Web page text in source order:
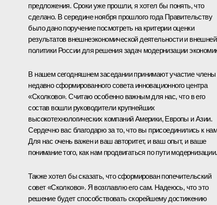
предложения. Сроки уже прошли, я хотел бы понять, что
сделано. В середине ноября прошлого года Правительству
было дано поручение посмотреть на критерии оценки
результатов внешнеэкономической деятельности и внешней
политики России для решения задач модернизации
В нашем сегодняшнем заседании принимают участие члены
недавно сформированного совета инновационного центра
«Сколково». Считаю особенно важным для нас, что в его
состав вошли руководители крупнейших
высокотехнологических компаний Америки, Европы и Азии.
Сердечно вас благодарю за то, что вы присоединились к
Для нас очень важен и ваш авторитет, и ваш опыт, и ваше
понимание того, как нам продвигаться по пути модернизации.
Также хотел бы сказать, что сформирован попечительский
совет «Сколково». Я возглавлю его сам. Надеюсь, что это
решение будет способствовать скорейшему достижению